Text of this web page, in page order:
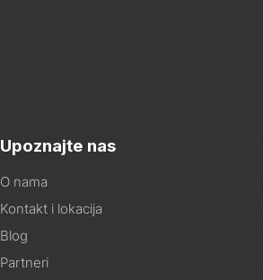
Upoznajte nas
O nama
Kontakt i lokacija
Blog
Partneri